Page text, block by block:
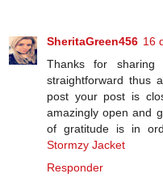
SheritaGreen456 16
Thanks for sharing
straightforward thus
post your post is
amazingly open and
of gratitude is in
Stormzy Jacket
Responder